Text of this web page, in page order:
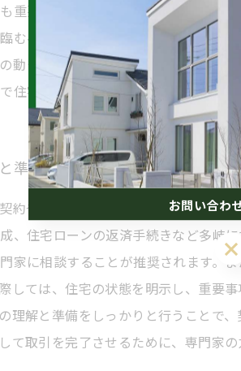
重要なポイントです。口コミや評判
むべきです。価格交渉では、根拠と
動きを把握し積極的に情報収集する
宅売却に失敗しないポイントです。
準備の重要性
約や引き渡しに関わる法律や手続き
、住宅ローンの返済手続きなど多岐
家に相談することが推奨されます
しては、住宅の状態を明示し、重要
理解と準備をしっかりと行うことで
て取引を完了させるために、専門家
お問い合わ